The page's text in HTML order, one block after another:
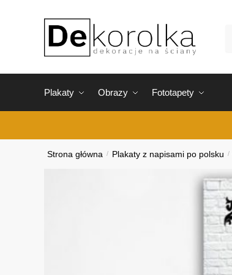
Plakaty Obrazy Fototapety
Strona główna / Plakaty z napisami po polsku /